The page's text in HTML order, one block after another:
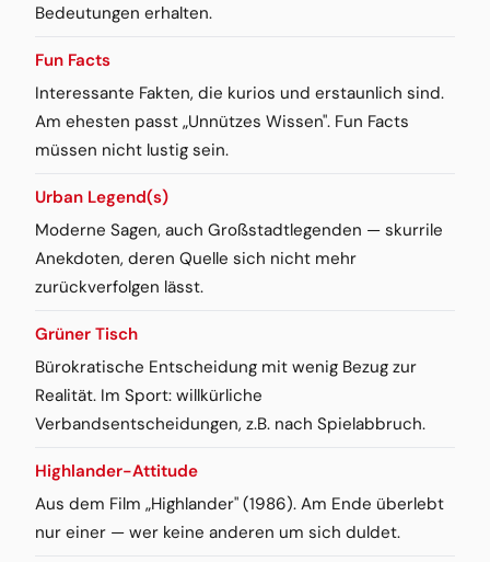
Bedeutungen erhalten.
Fun Facts
Interessante Fakten, die kurios und erstaunlich sind.
Am ehesten passt „Unnützes Wissen". Fun Facts
müssen nicht lustig sein.
Urban Legend(s)
Moderne Sagen, auch Großstadtlegenden — skurrile
Anekdoten, deren Quelle sich nicht mehr
zurückverfolgen lässt.
Grüner Tisch
Bürokratische Entscheidung mit wenig Bezug zur
Realität. Im Sport: willkürliche
Verbandsentscheidungen, z.B. nach Spielabbruch.
Highlander-Attitude
Aus dem Film „Highlander" (1986). Am Ende überlebt
nur einer — wer keine anderen um sich duldet.